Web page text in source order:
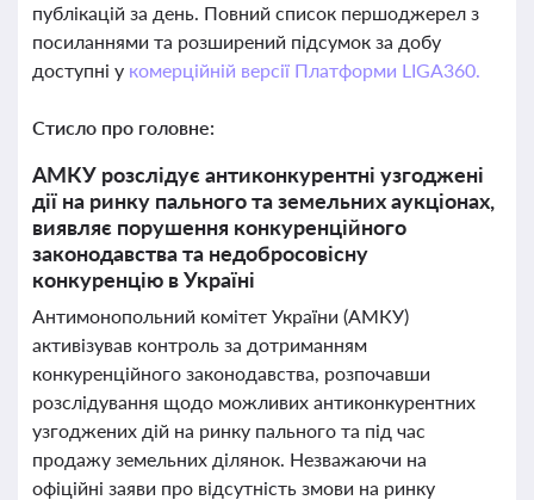
публікацій за день. Повний список першоджерел з
посиланнями та розширений підсумок за добу
доступні у комерційній версії Платформи LIGA360.
Стисло про головне:
АМКУ розслідує антиконкурентні узгоджені
дії на ринку пального та земельних аукціонах,
виявляє порушення конкуренційного
законодавства та недобросовісну
конкуренцію в Україні
Антимонопольний комітет України (АМКУ)
активізував контроль за дотриманням
конкуренційного законодавства, розпочавши
розслідування щодо можливих антиконкурентних
узгоджених дій на ринку пального та під час
продажу земельних ділянок. Незважаючи на
офіційні заяви про відсутність змови на ринку